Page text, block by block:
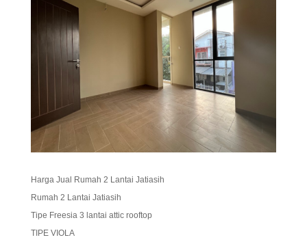
Harga Jual Rumah 2 Lantai Jatiasih
Rumah 2 Lantai Jatiasih
Tipe Freesia 3 lantai attic rooftop
TIPE VIOLA